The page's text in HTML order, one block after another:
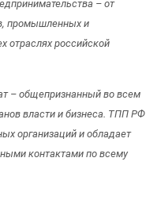
– от
промышленных и
отраслях российской
– общепризнанный во всем
власти и бизнеса. ТПП РФ
организаций и обладает
контактами по всему